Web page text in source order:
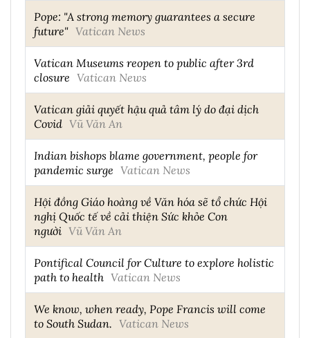
Pope: "A strong memory guarantees a secure
future" Vatican News
Vatican Museums reopen to public after 3rd
closure Vatican News
Vatican giải quyết hậu quả tâm lý do đại dịch
Covid Vũ Văn An
Indian bishops blame government, people for
pandemic surge Vatican News
Hội đồng Giáo hoàng về Văn hóa sẽ tổ chức Hội
nghị Quốc tế về cải thiện Sức khỏe Con
người Vũ Văn An
Pontifical Council for Culture to explore holistic
path to health Vatican News
We know, when ready, Pope Francis will come
to South Sudan. Vatican News